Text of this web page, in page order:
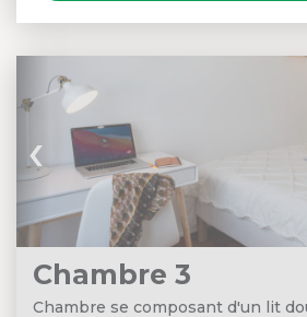
‹
Chambre 3
Chambre se composant d'un lit